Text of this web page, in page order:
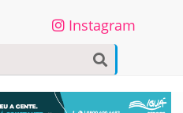
Instagram